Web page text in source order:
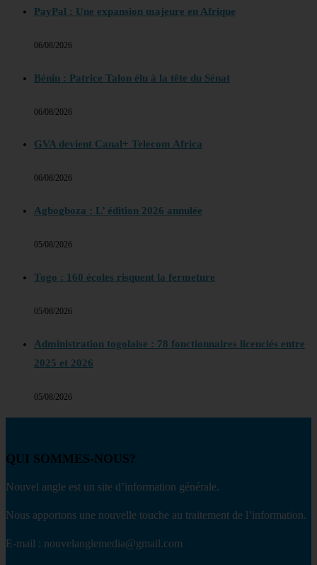
PayPal : Une expansion majeure en Afrique
06/08/2026
Bénin : Patrice Talon élu à la tête du Sénat
06/08/2026
GVA devient Canal+ Telecom Africa
06/08/2026
Agbogboza : L’ édition 2026 annulée
05/08/2026
Togo : 160 écoles risquent la fermeture
05/08/2026
Administration togolaise : 78 fonctionnaires licenciés entre
2025 et 2026
05/08/2026
QUI SOMMES-NOUS?
Nouvel angle est un site d’information générale.
Nous apportons une nouvelle touche au traitement de l’information.
E-mail : nouvelanglemedia@gmail.com